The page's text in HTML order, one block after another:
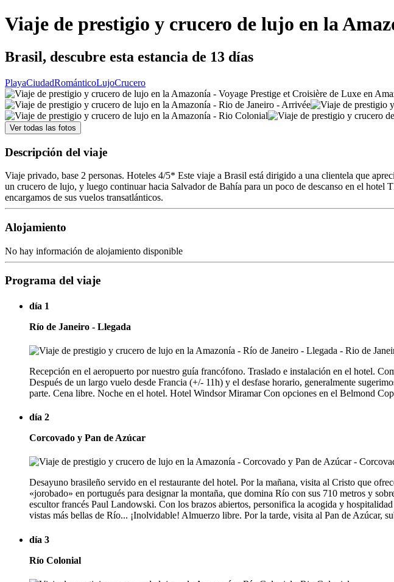
Viaje de prestigio y crucero de lujo en la
Brasil, descubre esta estancia de 13 días
PlayaCiudadRománticoLujoCrucero
Ver todas las fotos
Descripción del viaje
Viaje privado, base 2 personas. Hoteles 4/5* Este viaje a Brasil está dirigido a una clientela que
un crucero de lujo, y luego continuar hacia Salvador de Bahía para un poco de descanso en el
encargamos de sus vuelos transatlánticos.
Alojamiento
No hay información de alojamiento disponible
Programa del viaje
día 1
Río de Janeiro - Llegada
Recepción en el aeropuerto por nuestro guía francófono. Traslado e instalación en el hotel.
Después de un largo vuelo desde Francia (+/- 11h) y el desfase horario, generalmente
parte. Cena libre. Noche en el hotel. Hotel Windsor Miramar Con opciones en el Belmond
día 2
Corcovado y Pan de Azúcar
Desayuno brasileño servido en el restaurante del hotel. Por la mañana, visita al Cristo que
«jorobado» en portugués para designar la montaña, que domina Río con sus 710 metros y
escultor francés Paul Landowski. Con los brazos abiertos, personifica la acogida y
vistas más bellas de Río... ¡Inolvidable! Almuerzo libre. Por la tarde, visita al Pan de Azúcar,
día 3
Río Colonial